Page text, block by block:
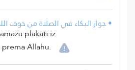
• جواز البكاء في الصلاة من خوف
plakati iz
Allahu.